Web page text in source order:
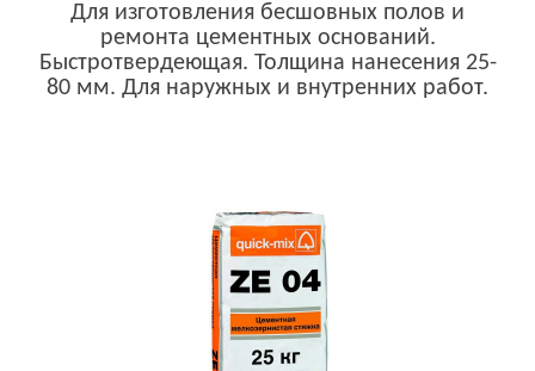
Для изготовления бесшовных полов и
ремонта цементных оснований.
Быстротвердеющая. Толщина нанесения 25-
80 мм. Для наружных и внутренних работ.